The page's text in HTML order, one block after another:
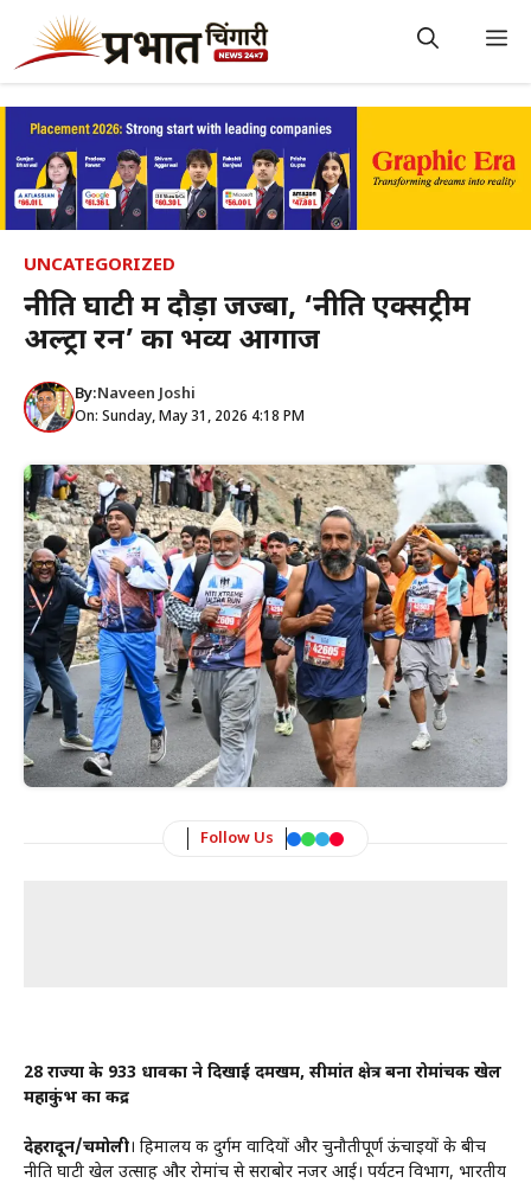
content
UNCATEGORIZED
नीति घाटी में दौड़ा जज्बा, ‘नीति एक्सट्रीम
अल्ट्रा रन’ का भव्य आगाज
By:Naveen Joshi
On: Sunday, May 31, 2026 4:18 PM
Follow Us
28 राज्यों के 933 धावकों ने दिखाई दमखम, सीमांत क्षेत्र बना रोमांचक खेल
महाकुंभ का केंद्र
देहरादून/चमोली। हिमालय की दुर्गम वादियों और चुनौतीपूर्ण ऊंचाइयों के बीच
नीति घाटी खेल उत्साह और रोमांच से सराबोर नजर आई। पर्यटन विभाग, भारतीय